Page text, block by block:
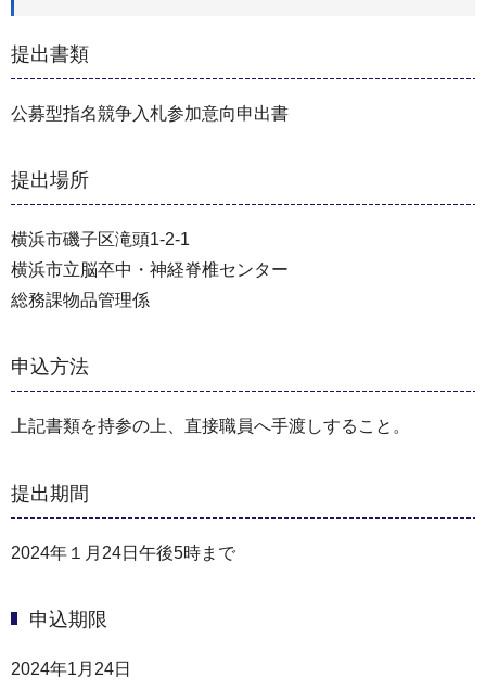
提出書類
公募型指名競争入札参加意向申出書
提出場所
横浜市磯子区滝頭1-2-1
横浜市立脳卒中・神経脊椎センター
総務課物品管理係
申込方法
上記書類を持参の上、直接職員へ手渡しすること。
提出期間
2024年１月24日午後5時まで
申込期限
2024年1月24日